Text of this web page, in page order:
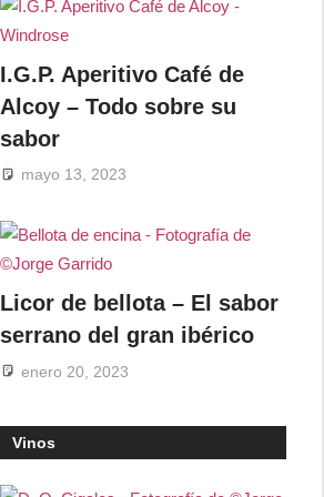
I.G.P. Aperitivo Café de
Alcoy – Todo sobre su
sabor
mayo 13, 2023
Licor de bellota – El sabor
serrano del gran ibérico
enero 20, 2023
Vinos